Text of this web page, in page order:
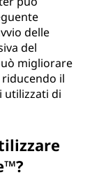
delle
del
migliorare
il
utilizzati di